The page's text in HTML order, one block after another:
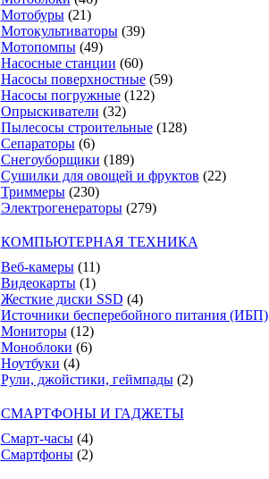
Мотобуры (21)
Мотокультиваторы (39)
Мотопомпы (49)
Насосные станции (60)
Насосы поверхностные (59)
Насосы погружные (122)
Опрыскиватели (32)
Пылесосы строительные (128)
Сепараторы (6)
Снегоуборщики (189)
Сушилки для овощей и фруктов (22)
Триммеры (230)
Электрогенераторы (279)
КОМПЬЮТЕРНАЯ ТЕХНИКА
Веб-камеры (11)
Видеокарты (1)
Жесткие диски SSD (4)
Источники бесперебойного питания (ИБП)
Мониторы (12)
Моноблоки (6)
Ноутбуки (4)
Рули, джойстики, геймпады (2)
СМАРТФОНЫ И ГАДЖЕТЫ
Смарт-часы (4)
Смартфоны (2)